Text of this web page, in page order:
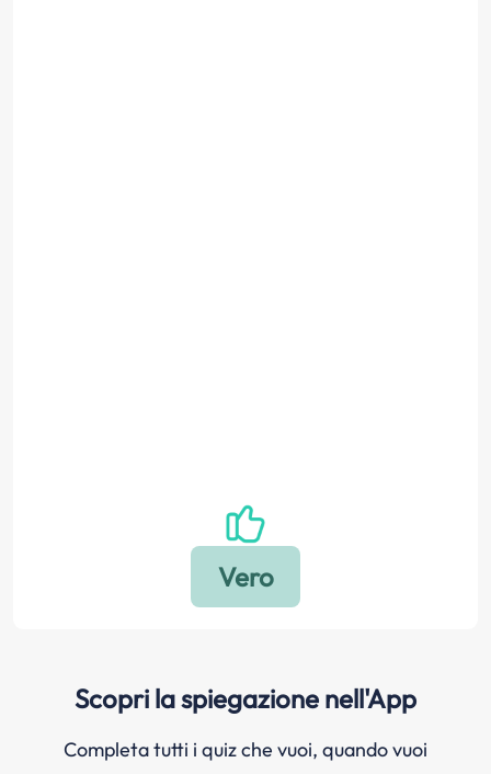
Scopri la spiegazione nell'App
Completa tutti i quiz che vuoi, quando vuoi